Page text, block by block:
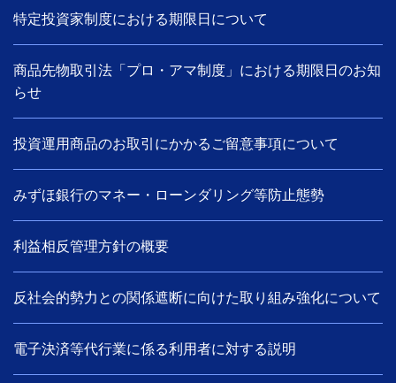
特定投資家制度における期限日について
商品先物取引法「プロ・アマ制度」における期限日のお知
らせ
投資運用商品のお取引にかかるご留意事項について
みずほ銀行のマネー・ローンダリング等防止態勢
利益相反管理方針の概要
反社会的勢力との関係遮断に向けた取り組み強化について
電子決済等代行業に係る利用者に対する説明